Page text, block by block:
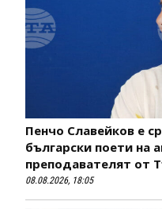
Пенчо Славейков е
български поети на
преподавателят от
08.08.2026, 18:05